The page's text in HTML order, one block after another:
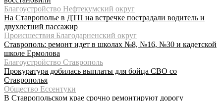
Благоустройство Нефтекумский округ
На Ставрополье в ДТП на встречке пострадали водитель и
двухлетний пассажир
Происшествия Благодарненский округ
Ставрополь: ремонт идет в школах №8, №16, №30 и кадетской
школе Ермолова
Благоустройство Ставрополь
Прокуратура добилась выплаты для бойца СВО со
Ставрополья
Общество Ессентуки
В Ставропольском крае срочно ремонтируют дорогу